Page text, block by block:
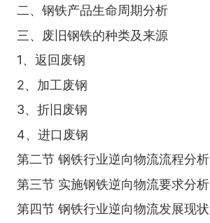
二、钢铁产品生命周期分析
三、废旧钢铁的种类及来源
1、返回废钢
2、加工废钢
3、折旧废钢
4、进口废钢
第二节 钢铁行业逆向物流流程分析
第三节 实施钢铁逆向物流要求分析
第四节 钢铁行业逆向物流发展现状